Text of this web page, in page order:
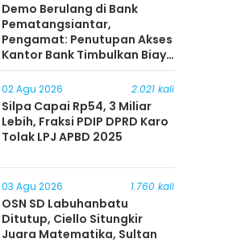
Demo Berulang di Bank
Pematangsiantar,
Pengamat: Penutupan Akses
Kantor Bank Timbulkan Biaya
Ekonomi bagi Masyarakat
02 Agu 2026 2.021 kali
Silpa Capai Rp54, 3 Miliar
Lebih, Fraksi PDIP DPRD Karo
Tolak LPJ APBD 2025
03 Agu 2026 1.760 kali
OSN SD Labuhanbatu
Ditutup, Ciello Situngkir
Juara Matematika, Sultan